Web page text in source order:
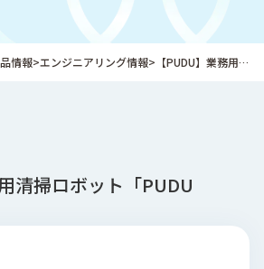
情報>エンジニアリング情報> 【PUDU】業務用清掃ロボット「PUDU MT1 Vac」
清掃ロボット「PUDU